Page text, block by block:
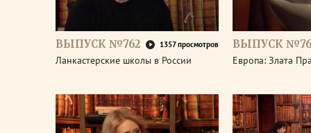
ВЫПУСК №762 1357 просмотров
Ланкастерские школы в России
ВЫПУСК
Европа: Злата